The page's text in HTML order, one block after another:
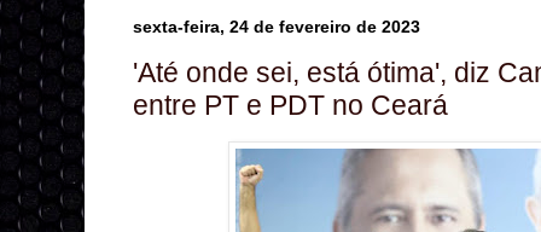
sexta-feira, 24 de fevereiro de 2023
'Até onde sei, está ótima', diz
entre PT e PDT no Ceará